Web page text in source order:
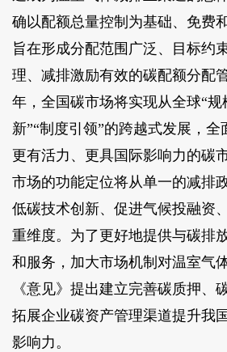
确以配额总量控制为基础、免费
旨在形成分配范围广泛、目标约
理、减排激励有效的碳配额分配
年，全国碳市场将实现从全球“规
新”“制度引领”的跨越式发展，全
更有活力、更具国际影响力的碳
市场的功能定位将从单一的减排
低碳技术创新、促进气候投融资
重维度。为了更好地提供与碳排
和服务，加大市场机制对温室气
《意见》提出建立完善碳质押、
拓展企业碳资产管理渠道提升我
影响力。